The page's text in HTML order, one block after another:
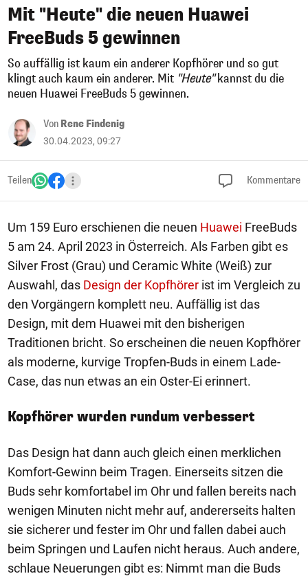
Mit "Heute" die neuen Huawei
FreeBuds 5 gewinnen
So auffällig ist kaum ein anderer Kopfhörer und so gut
klingt auch kaum ein anderer. Mit "Heute"kannst du die
neuen Huawei FreeBuds 5 gewinnen.
Von Rene Findenig
30.04.2023, 09:27
Teilen Kommentare
Um 159 Euro erschienen die neuen Huawei FreeBuds
5 am 24. April 2023 in Österreich. Als Farben gibt es
Silver Frost (Grau) und Ceramic White (Weiß) zur
Auswahl, das Design der Kopfhörer ist im Vergleich zu
den Vorgängern komplett neu. Auffällig ist das
Design, mit dem Huawei mit den bisherigen
Traditionen bricht. So erscheinen die neuen Kopfhörer
als moderne, kurvige Tropfen-Buds in einem Lade-
Case, das nun etwas an ein Oster-Ei erinnert.
Kopfhörer wurden rundum verbessert
Das Design hat dann auch gleich einen merklichen
Komfort-Gewinn beim Tragen. Einerseits sitzen die
Buds sehr komfortabel im Ohr und fallen bereits nach
wenigen Minuten nicht mehr auf, andererseits halten
sie sicherer und fester im Ohr und fallen dabei auch
beim Springen und Laufen nicht heraus. Auch andere,
schlaue Neuerungen gibt es: Nimmt man die Buds